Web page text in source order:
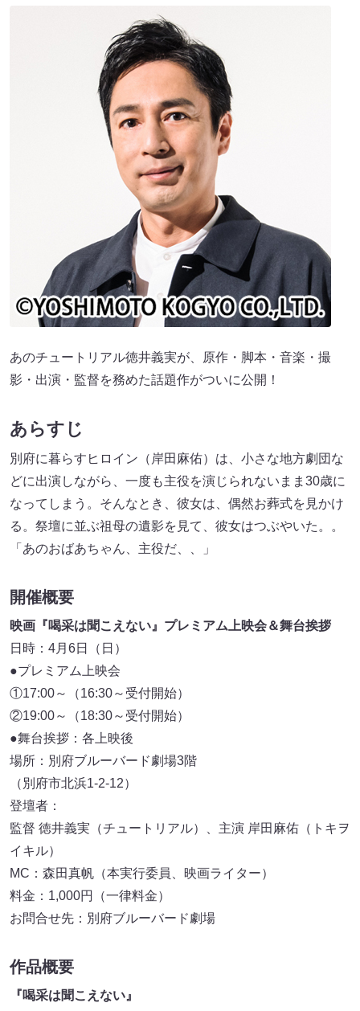
あのチュートリアル徳井義実が、原作・脚本・音楽・撮
影・出演・監督を務めた話題作がついに公開！
あらすじ
別府に暮らすヒロイン（岸田麻佑）は、小さな地方劇団な
どに出演しながら、一度も主役を演じられないまま30歳に
なってしまう。そんなとき、彼女は、偶然お葬式を見かけ
る。祭壇に並ぶ祖母の遺影を見て、彼女はつぶやいた。。
「あのおばあちゃん、主役だ、、」
開催概要
映画『喝采は聞こえない』プレミアム上映会＆舞台挨拶
日時：4月6日（日）
●プレミアム上映会
①17:00～（16:30～受付開始）
②19:00～（18:30～受付開始）
●舞台挨拶：各上映後
場所：別府ブルーバード劇場3階
（別府市北浜1-2-12）
登壇者：
監督 徳井義実（チュートリアル）、主演 岸田麻佑（トキヲ
イキル）
MC：森田真帆（本実行委員、映画ライター）
料金：1,000円（一律料金）
お問合せ先：別府ブルーバード劇場
作品概要
『喝采は聞こえない』